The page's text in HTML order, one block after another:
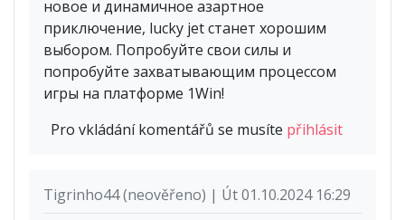
новое и динамичное азартное
приключение, lucky jet станет хорошим
выбором. Попробуйте свои силы и
попробуйте захватывающим процессом
игры на платформе 1Win!
Pro vkládání komentářů se musíte přihlásit
Tigrinho44 (neověřeno) | Út 01.10.2024 16:29